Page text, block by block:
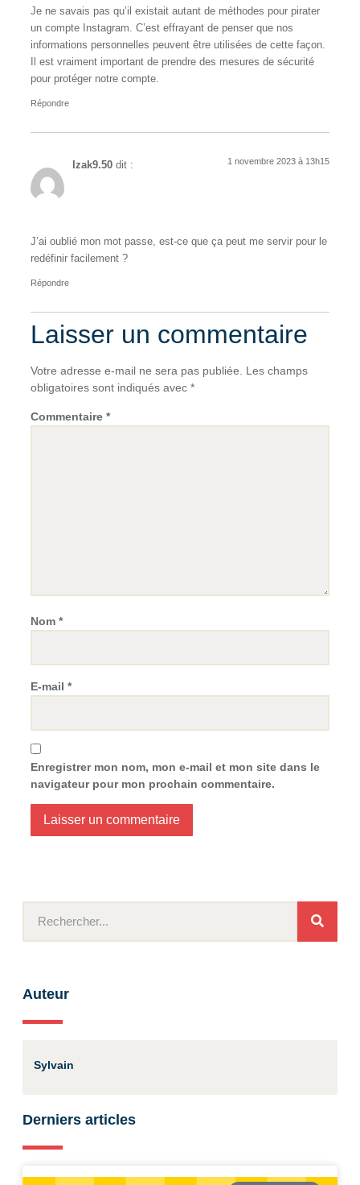
Je ne savais pas qu’il existait autant de méthodes pour pirater
un compte Instagram. C’est effrayant de penser que nos
informations personnelles peuvent être utilisées de cette façon.
Il est vraiment important de prendre des mesures de sécurité
pour protéger notre compte.
Répondre
Izak9.50 dit : 1 novembre 2023 à 13h15
J’ai oublié mon mot passe, est-ce que ça peut me servir pour le
redéfinir facilement ?
Répondre
Laisser un commentaire
Votre adresse e-mail ne sera pas publiée.
Les champs
obligatoires sont indiqués avec *
Commentaire *
Nom *
E-mail *
Enregistrer mon nom, mon e-mail et mon site dans le
navigateur pour mon prochain commentaire.
Auteur
Sylvain
Derniers articles